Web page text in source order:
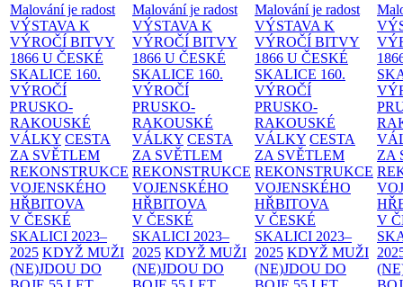
Malování je radost
VÝSTAVA K
VÝROČÍ BITVY
1866 U ČESKÉ
SKALICE 160.
VÝROČÍ
PRUSKO-
RAKOUSKÉ
VÁLKY CESTA
ZA SVĚTLEM
REKONSTRUKCE
VOJENSKÉHO
HŘBITOVA
V ČESKÉ
SKALICI 2023–
2025 KDYŽ MUŽI
(NE)JDOU DO
Malování je radost
VÝSTAVA K
VÝROČÍ BITVY
1866 U ČESKÉ
SKALICE 160.
VÝROČÍ
PRUSKO-
RAKOUSKÉ
VÁLKY CESTA
ZA SVĚTLEM
REKONSTRUKCE
VOJENSKÉHO
HŘBITOVA
V ČESKÉ
SKALICI 2023–
2025 KDYŽ MUŽI
(NE)JDOU DO
Malování je radost
VÝSTAVA K
VÝROČÍ BITVY
1866 U ČESKÉ
SKALICE 160.
VÝROČÍ
PRUSKO-
RAKOUSKÉ
VÁLKY CESTA
ZA SVĚTLEM
REKONSTRUKCE
VOJENSKÉHO
HŘBITOVA
V ČESKÉ
SKALICI 2023–
2025 KDYŽ MUŽI
(NE)JDOU DO
ZA
V